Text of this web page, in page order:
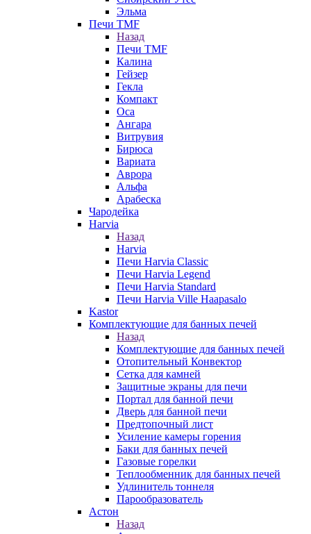
Эльма
Печи TMF
Назад
Печи TMF
Калина
Гейзер
Гекла
Компакт
Оса
Ангара
Витрувия
Бирюса
Вариата
Аврора
Альфа
Арабеска
Чародейка
Harvia
Назад
Harvia
Печи Harvia Classic
Печи Harvia Legend
Печи Harvia Standard
Печи Harvia Ville Haapasalo
Kastor
Комплектующие для банных печей
Назад
Комплектующие для банных печей
Отопительный Конвектор
Сетка для камней
Защитные экраны для печи
Портал для банной печи
Дверь для банной печи
Предтопочный лист
Усиление камеры горения
Баки для банных печей
Газовые горелки
Теплообменник для банных печей
Удлинитель тоннеля
Парообразователь
Астон
Назад